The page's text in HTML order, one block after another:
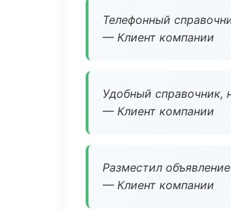
Телефонный
— Клиент компании
Удобный справочник,
— Клиент компании
Разместил
— Клиент компании